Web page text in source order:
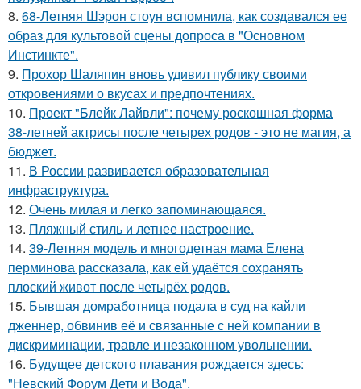
8. 68-Летняя Шэрон стоун вспомнила, как создавался ее
образ для культовой сцены допроса в "Основном
Инстинкте".
9. Прохор Шаляпин вновь удивил публику своими
откровениями о вкусах и предпочтениях.
10. Проект "Блейк Лайвли": почему роскошная форма
38-летней актрисы после четырех родов - это не магия, а
бюджет.
11. В России развивается образовательная
инфраструктура.
12. Очень милая и легко запоминающаяся.
13. Пляжный стиль и летнее настроение.
14. 39-Летняя модель и многодетная мама Елена
перминова рассказала, как ей удаётся сохранять
плоский живот после четырёх родов.
15. Бывшая домработница подала в суд на кайли
дженнер, обвинив её и связанные с ней компании в
дискриминации, травле и незаконном увольнении.
16. Будущее детского плавания рождается здесь:
"Невский Форум Дети и Вода".